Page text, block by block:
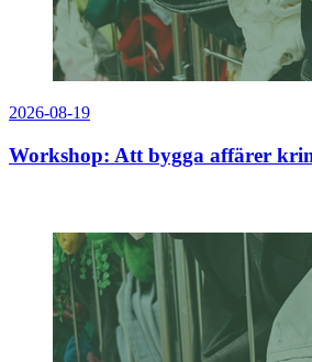
2026-08-19
Workshop: Att bygga affärer